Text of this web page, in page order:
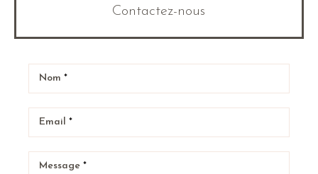
Contactez-nous
Nom *
Email *
Message *